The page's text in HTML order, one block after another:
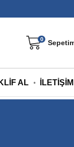
0
AL İLETIŞIM